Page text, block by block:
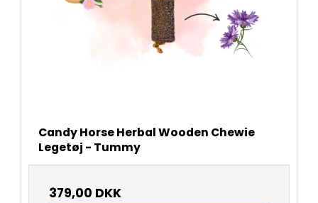
Candy Horse Herbal Wooden Chewie
Legetøj - Tummy
379,00 DKK